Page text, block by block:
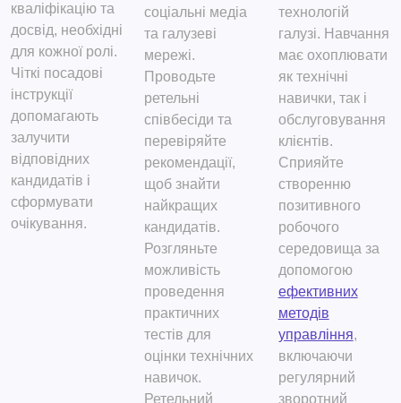
кваліфікацію та
досвід, необхідні
для кожної ролі.
Чіткі посадові
інструкції
допомагають
залучити
відповідних
кандидатів і
сформувати
очікування.
соціальні медіа
та галузеві
мережі.
Проводьте
ретельні
співбесіди та
перевіряйте
рекомендації,
щоб знайти
найкращих
кандидатів.
Розгляньте
можливість
проведення
практичних
тестів для
оцінки технічних
навичок.
Ретельний
технологій
галузі. Навчання
має охоплювати
як технічні
навички, так і
обслуговування
клієнтів.
Сприяйте
створенню
позитивного
робочого
середовища за
допомогою
ефективних
методів
управління,
включаючи
регулярний
зворотний